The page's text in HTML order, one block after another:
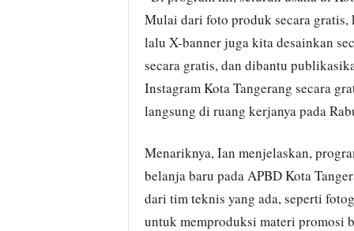
Mulai dari foto produk secara gratis,
lalu X-banner juga kita desainkan
secara gratis, dan dibantu
Instagram Kota Tangerang secara
langsung di ruang kerjanya pada
Menariknya, Ian menjelaskan,
belanja baru pada APBD Kota
dari tim teknis yang ada, seperti
untuk memproduksi materi promosi